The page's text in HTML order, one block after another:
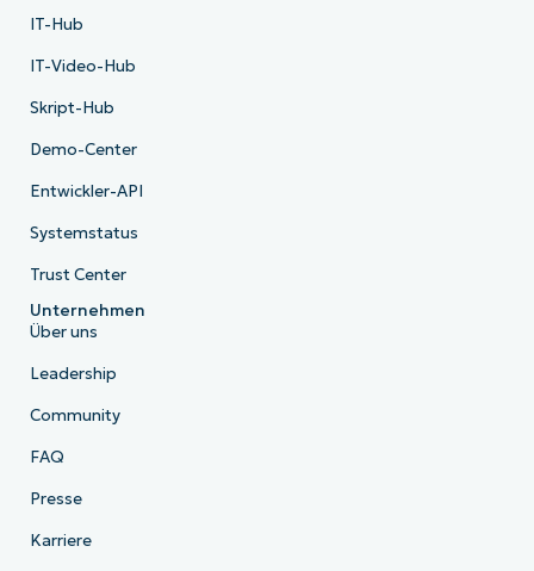
IT-Hub
IT-Video-Hub
Skript-Hub
Demo-Center
Entwickler-API
Systemstatus
Trust Center
Unternehmen
Über uns
Leadership
Community
FAQ
Presse
Karriere